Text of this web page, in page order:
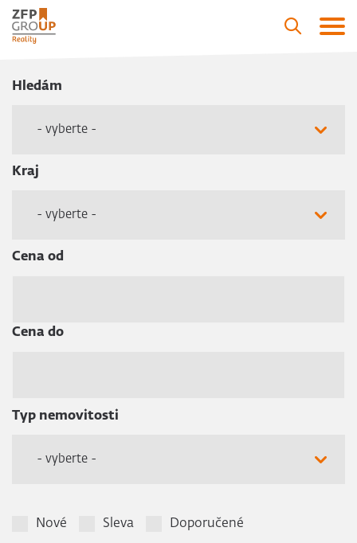
Hledám
- vyberte -
Kraj
- vyberte -
Cena od
Cena do
Typ nemovitosti
- vyberte -
Nové Sleva Doporučené